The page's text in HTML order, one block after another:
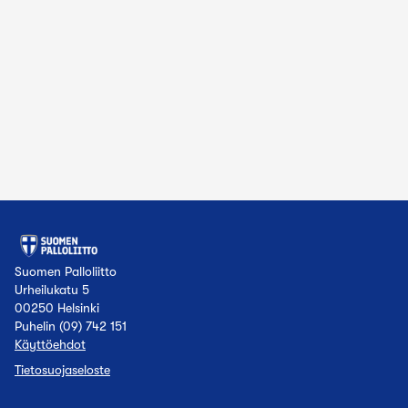
Suomen Palloliitto
Urheilukatu 5
00250 Helsinki
Puhelin (09) 742 151
Käyttöehdot
Tietosuojaseloste